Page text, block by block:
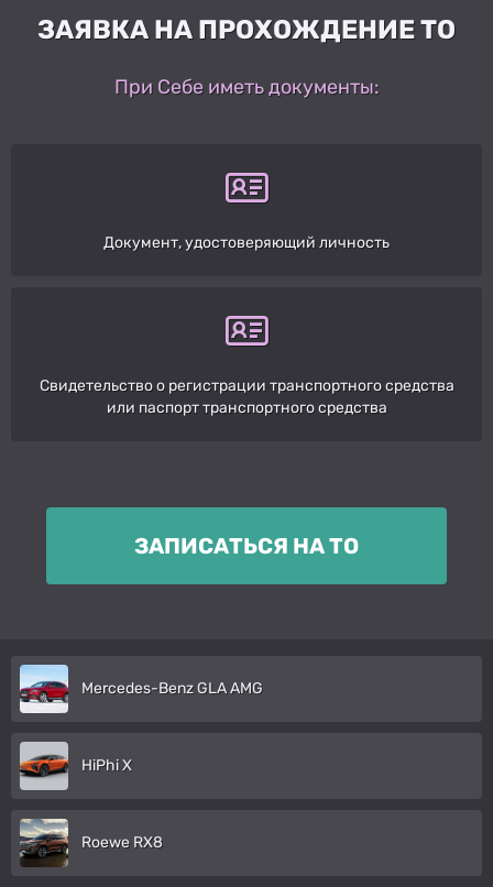
ЗАЯВКА НА ПРОХОЖДЕНИЕ ТО
При Себе иметь документы:
Документ, удостоверяющий личность
Свидетельство о регистрации транспортного средства
или паспорт транспортного средства
ЗАПИСАТЬСЯ НА ТО
Mercedes-Benz GLA AMG
HiPhi X
Roewe RX8